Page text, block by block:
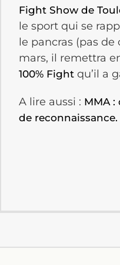
Fight Show de
le sport qui se
le pancras (pas de
mars, il remettra
100% Fight qu’il a
A lire aussi : MMA
de reconnaissance.